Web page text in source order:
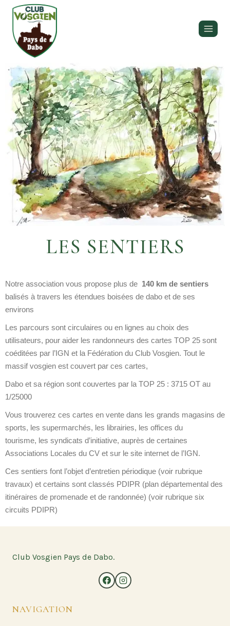
LES SENTIERS
Notre association vous propose plus de 140 km de sentiers
balisés à travers les étendues boisées de dabo et de ses
environs
Les parcours sont circulaires ou en lignes au choix des
utilisateurs, pour aider les randonneurs des cartes TOP 25 sont
coéditées par l’IGN et la Fédération du Club Vosgien. Tout le
massif vosgien est couvert par ces cartes,
Dabo et sa région sont couvertes par la TOP 25 : 3715 OT au
1/25000
Vous trouverez ces cartes en vente dans les grands magasins de
sports, les supermarchés, les librairies, les offices du
tourisme, les syndicats d’initiative, auprès de certaines
Associations Locales du CV et sur le site internet de l’IGN.
Ces sentiers font l’objet d’entretien périodique (voir rubrique
travaux) et certains sont classés PDIPR (plan départemental des
itinéraires de promenade et de randonnée) (voir rubrique six
circuits PDIPR)
Club Vosgien Pays de Dabo.
NAVIGATION